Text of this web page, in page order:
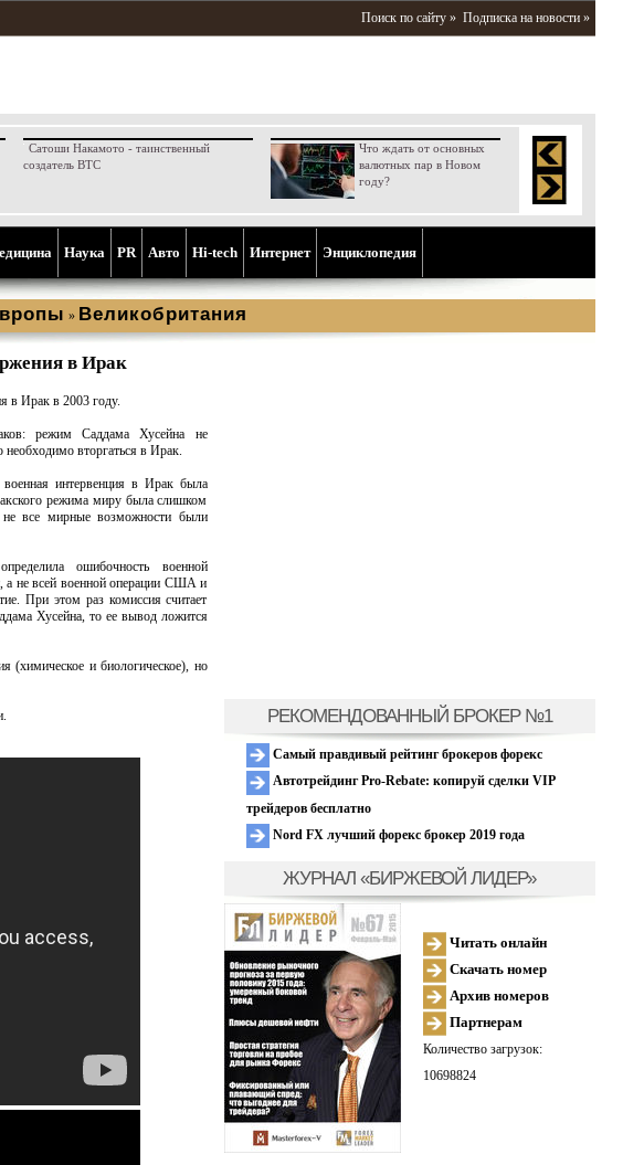
Поиск по сайту » Подписка на новости »
Сатоши Накамото - таинственный
создатель BTC
Что ждать от основных
валютных пар в Новом
году?
Наука PR Aвто Hi-tech Интернет Энциклопедия
» Великобритания
в Ирак
в Ирак в 2003 году.
режим Саддама Хусейна не
необходимо вторгаться в Ирак.
интервенция в Ирак была
режима миру была слишком
все мирные возможности были
ошибочность военной
а не всей военной операции США и
При этом раз комиссия считает
Хусейна, то ее вывод ложится
(химическое и биологическое), но
РЕКОМЕНДОВАННЫЙ БРОКЕР №1
Самый правдивый рейтинг брокеров форекс
Автотрейдинг Pro-Rebate: копируй сделки VIP
трейдеров бесплатно
Nord FX лучший форекс брокер 2019 года
ЖУРНАЛ «БИРЖЕВОЙ ЛИДЕР»
Читать онлайн
Скачать номер
Архив номеров
Партнерам
Количество загрузок:
10698824